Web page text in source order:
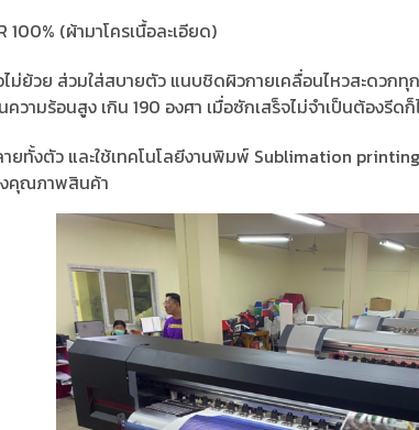
100% (ผ้ามาโครเนื้อละเอียด)
ม่ย้วย ส่วมใส่สบายตัว แนบชิดผิวกายเคลื่อนไหวสะดวกทุ
วามร้อนสูง เกิน 190 องศา เมื่อซักเสร็จไม่จำเป็นต้องรีดก็
ทั้งตัว และใช้เทคโนโลยีงานพิมพ์ Sublimation
คุณภาพสินค้า